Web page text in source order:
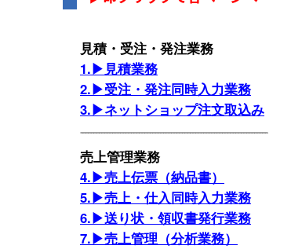
見積・受注・発注業務
1.▶見積業務
2.▶受注・発注同時入力業務
3.▶ネットショップ注文取込み
売上管理業務
4.▶売上伝票（納品書）
5.▶売上・仕入同時入力業務
6.▶送り状・領収書発行業務
7.▶売上管理（分析業務）